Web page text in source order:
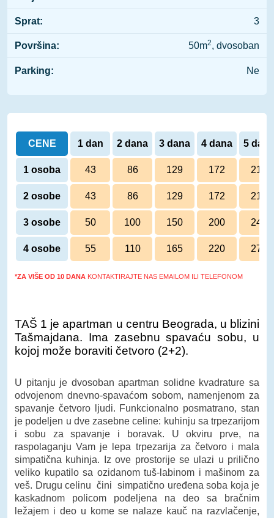
Sprat: 3
Površina: 50m2, dvosoban
Parking: Ne
CENE 1 dan 2 dana 3 dana 4 dana 5 dana
1 osoba 43 86 129 172 210
2 osobe 43 86 129 172 210
3 osobe 50 100 150 200 245
4 osobe 55 110 165 220 270
*ZA VIŠE OD 10 DANA KONTAKTIRAJTE NAS EMAILOM ILI TELEFONOM
TAŠ 1 je apartman u centru Beograda, u blizini
Tašmajdana. Ima zasebnu spavaću sobu, u
kojoj može boraviti četvoro (2+2).
U pitanju je dvosoban apartman solidne kvadrature sa
odvojenom dnevno-spavaćom sobom, namenjenom za
spavanje četvoro ljudi. Funkcionalno posmatrano, stan
je podeljen u dve zasebne celine: kuhinju sa trpezarijom
i sobu za spavanje i boravak. U okviru prve, na
raspolaganju Vam je lepa trpezarija za četvoro i mala
simpatična kuhinja. Iz ove prostorije se ulazi u prilično
veliko kupatilo sa ozidanom tuš-labinom i mašinom za
veš. Drugu celinu čini simpatično uređena soba koja je
kaskadnom policom podeljena na deo sa bračnim
ležajem i deo u kome se nalaze kauč na razvlačenje,